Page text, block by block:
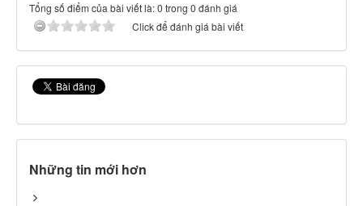
Tổng số điểm của bài viết là: 0 trong 0 đánh giá
Click để đánh giá bài viết
Những tin mới hơn